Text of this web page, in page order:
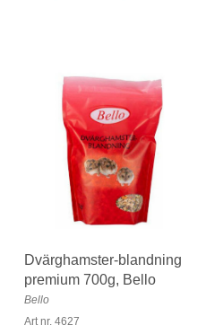
Dvärghamster-blandning
premium 700g, Bello
Bello
Art nr. 4627